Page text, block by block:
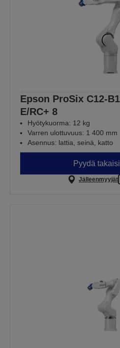
Epson ProSix C12-
E/RC+ 8
Hyötykuorma: 12 kg
Varren ulottuvuus: 1 400 mm
Asennus: lattia, seinä, katto
Pyydä
Jälleenmyyjät